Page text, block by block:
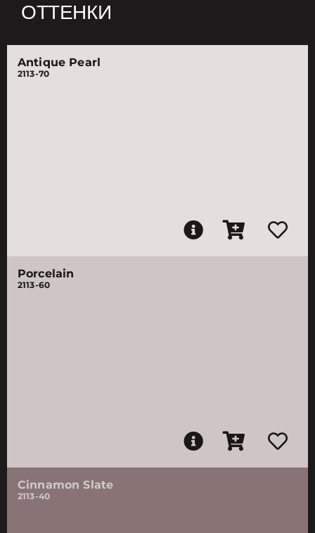
ОТТЕНКИ
Antique Pearl
2113-70
Porcelain
2113-60
Cinnamon Slate
2113-40